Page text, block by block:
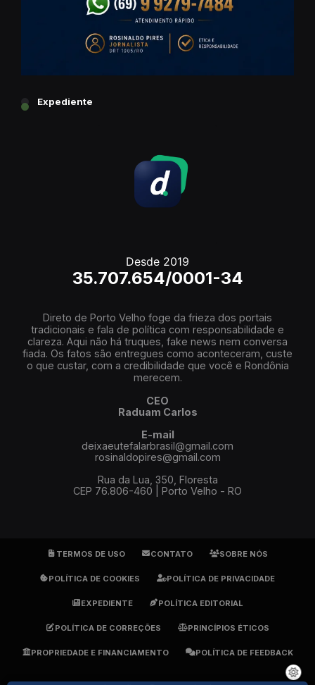
Expediente
Desde 2019
35.707.654/0001-34
Direto de Porto Velho foge da frieza dos portais
tradicionais e fala de política com responsabilidade e
clareza. Aqui não há truques, fake news nem conversa
fiada. Os fatos são entregues como aconteceram, custe
o que custar, com a credibilidade que você e Rondônia
merecem.
CEO
Raduam Carlos
E-mail
deixaeutefalarbrasil@gmail.com
rosinaldopires@gmail.com
Rua da Lua, 350, Floresta
CEP 76.806-460 | Porto Velho - RO
TERMOS DE USO CONTATO SOBRE NÓS
POLÍTICA DE COOKIES POLÍTICA DE PRIVACIDADE
EXPEDIENTE POLÍTICA EDITORIAL
POLÍTICA DE CORREÇÕES PRINCÍPIOS ÉTICOS
PROPRIEDADE E FINANCIAMENTO POLÍTICA DE FEEDBACK